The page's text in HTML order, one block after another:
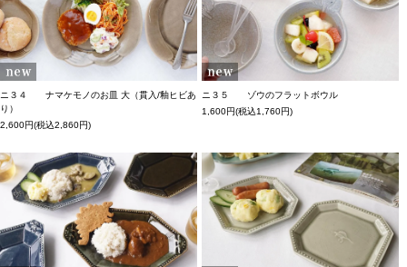
ニ３４ ナマケモノのお皿 大（貫入/釉ヒビあ
り）
2,600円(税込2,860円)
ニ３５ ゾウのフラットボウル
1,600円(税込1,760円)